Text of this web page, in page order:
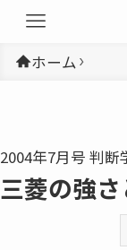
ホーム
2004年7月号 判断
三菱の強